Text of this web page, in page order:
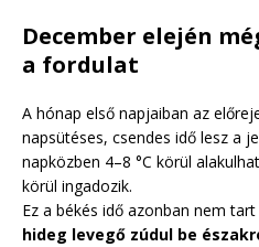
December elején
a fordulat
A hónap első napjaiban az
napsütéses, csendes idő lesz a
napközben 4–8 °C körül
körül ingadozik.
Ez a békés idő azonban nem tart
hideg levegő zúdul be